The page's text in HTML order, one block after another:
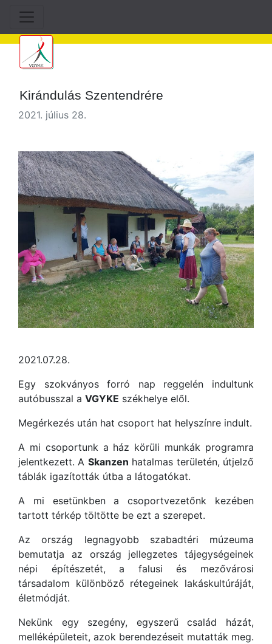
Kirándulás Szentendrére
2021. július 28.
2021.07.28.
Egy szokványos forró nap reggelén indultunk
autóbusszal a VGYKE székhelye elől.
Megérkezés után hat csoport hat helyszínre indult.
A mi csoportunk a ház körüli munkák programra
jelentkezett. A Skanzen hatalmas területén, útjelző
táblák igazították útba a látogatókat.
A mi esetünkben a csoportvezetőnk kezében
tartott térkép töltötte be ezt a szerepet.
Az ország legnagyobb szabadtéri múzeuma
bemutatja az ország jellegzetes tájegységeinek
népi építészetét, a falusi és mezővárosi
társadalom különböző rétegeinek lakáskultúráját,
életmódját.
Nekünk egy szegény, egyszerű család házát,
melléképületeit, azok berendezéseit mutatták meg.